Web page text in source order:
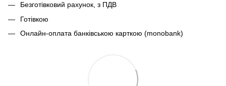
Безготівковий рахунок, з ПДВ
Готівкою
Онлайн-оплата банківською карткою (monobank)